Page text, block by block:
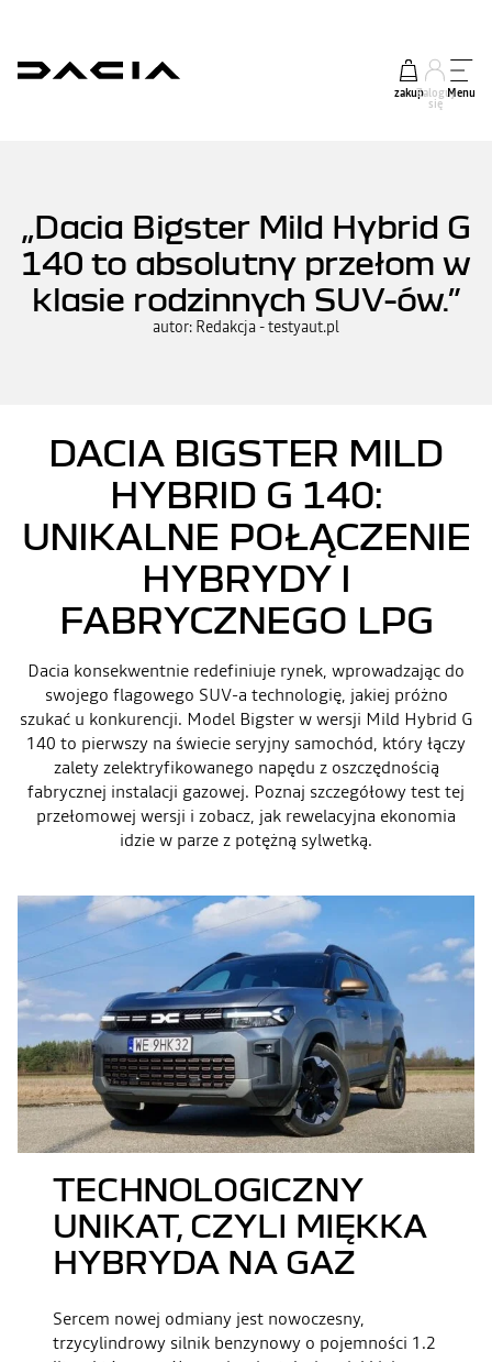
zakupZaloguj
się
Menu
„Dacia Bigster Mild Hybrid G
140 to absolutny przełom w
klasie rodzinnych SUV-ów.”
autor: Redakcja - testyaut.pl
DACIA BIGSTER MILD
HYBRID G 140:
UNIKALNE POŁĄCZENIE
HYBRYDY I
FABRYCZNEGO LPG
Dacia konsekwentnie redefiniuje rynek, wprowadzając do
swojego flagowego SUV-a technologię, jakiej próżno
szukać u konkurencji. Model Bigster w wersji Mild Hybrid G
140 to pierwszy na świecie seryjny samochód, który łączy
zalety zelektryfikowanego napędu z oszczędnością
fabrycznej instalacji gazowej. Poznaj szczegółowy test tej
przełomowej wersji i zobacz, jak rewelacyjna ekonomia
idzie w parze z potężną sylwetką.
TECHNOLOGICZNY
UNIKAT, CZYLI MIĘKKA
HYBRYDA NA GAZ
Sercem nowej odmiany jest nowoczesny,
trzycylindrowy silnik benzynowy o pojemności 1.2